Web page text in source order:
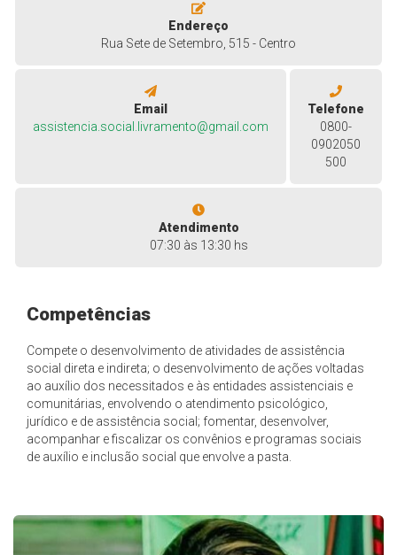
Endereço
Rua Sete de Setembro, 515 - Centro
Email
assistencia.social.livramento@gmail.com
Telefone
0800-
0902050
500
Atendimento
07:30 às 13:30 hs
Competências
Compete o desenvolvimento de atividades de assistência
social direta e indireta; o desenvolvimento de ações voltadas
ao auxílio dos necessitados e às entidades assistenciais e
comunitárias, envolvendo o atendimento psicológico,
jurídico e de assistência social; fomentar, desenvolver,
acompanhar e fiscalizar os convênios e programas sociais
de auxílio e inclusão social que envolve a pasta.